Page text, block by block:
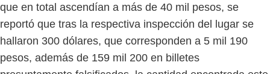
que en total ascendían a más de 40 mil pesos, se
reportó que tras la respectiva inspección del lugar se
hallaron 300 dólares, que corresponden a 5 mil 190
pesos, además de 159 mil 200 en billetes